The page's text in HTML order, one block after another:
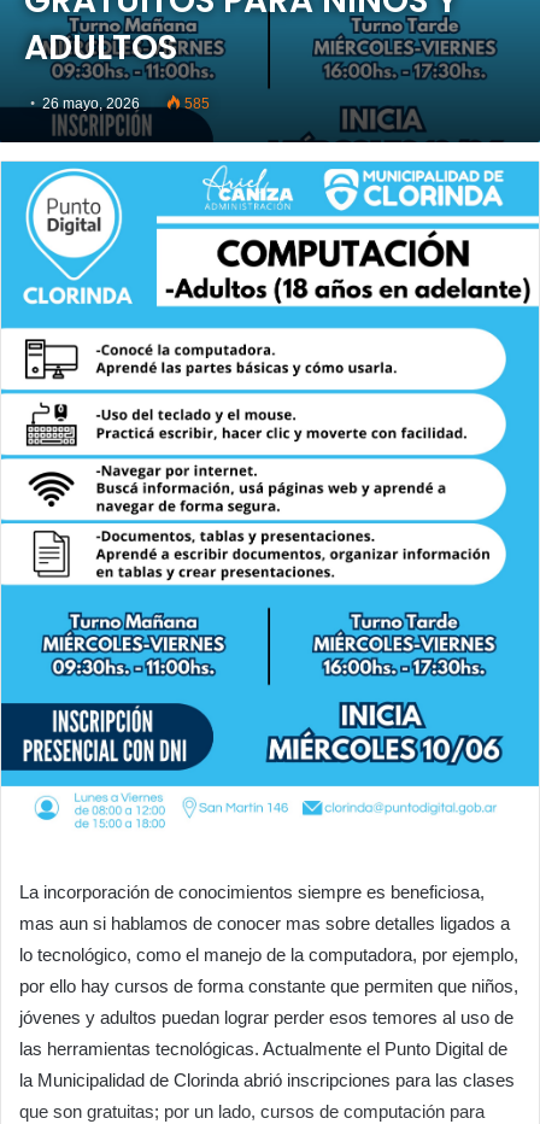
ADULTOS
26 mayo, 2026 585
La incorporación de conocimientos siempre es beneficiosa,
mas aun si hablamos de conocer mas sobre detalles ligados a
lo tecnológico, como el manejo de la computadora, por ejemplo,
por ello hay cursos de forma constante que permiten que niños,
jóvenes y adultos puedan lograr perder esos temores al uso de
las herramientas tecnológicas. Actualmente el Punto Digital de
la Municipalidad de Clorinda abrió inscripciones para las clases
que son gratuitas; por un lado, cursos de computación para